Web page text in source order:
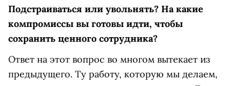
Подстраиваться или увольнять? На какие
компромиссы вы готовы идти, чтобы
сохранить ценного сотрудника?
Ответ на этот вопрос во многом вытекает из
предыдущего. Ту работу, которую мы делаем,